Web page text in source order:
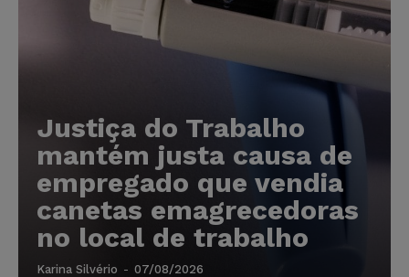
Justiça do Trabalho
mantém justa causa de
empregado que vendia
canetas emagrecedoras
no local de trabalho
Karina Silvério - 07/08/2026